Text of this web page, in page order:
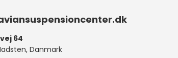
64
Danmark